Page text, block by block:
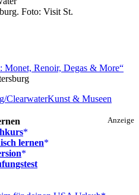
Foto: Visit St.
Monet, Renoir, Degas & More“
ClearwaterKunst & Museen
Anzeige
lernen